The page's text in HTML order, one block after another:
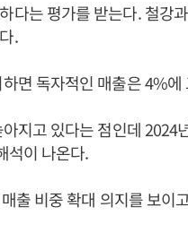
다는 평가를 받는다. 철강
.
면 독자적인 매출은 4%에
지고 있다는 점인데 2024
석이 나온다.
출 비중 확대 의지를 보이